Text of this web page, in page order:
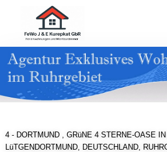
4 - DORTMUND , GRüNE 4 STERNE-OASE
LüTGENDORTMUND, DEUTSCHLAND,